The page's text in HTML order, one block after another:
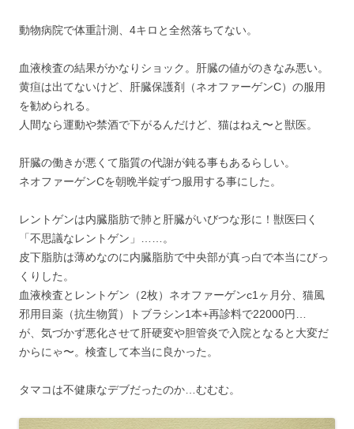
動物病院で体重計測、4キロと全然落ちてない。
血液検査の結果がかなりショック。肝臓の値がのきなみ悪い。
黄疸は出てないけど、肝臓保護剤（ネオファーゲンC）の服用
を勧められる。
人間なら運動や禁酒で下がるんだけど、猫はねえ〜と獣医。
肝臓の働きが悪くて脂質の代謝が鈍る事もあるらしい。
ネオファーゲンCを朝晩半錠ずつ服用する事にした。
レントゲンは内臓脂肪で肺と肝臓がいびつな形に！獣医曰く
「不思議なレントゲン」……。
皮下脂肪は薄めなのに内臓脂肪で中央部が真っ白で本当にびっ
くりした。
血液検査とレントゲン（2枚）ネオファーゲンc1ヶ月分、猫風
邪用目薬（抗生物質）トブラシン1本+再診料で22000円…
が、気づかず悪化させて肝硬変や胆管炎で入院となると大変だ
からにゃ〜。検査して本当に良かった。
タマコは不健康なデブだったのか…むむむ。